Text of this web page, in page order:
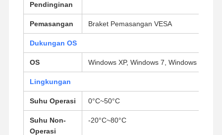
Pendinginan
Pemasangan Braket Pemasangan VESA
Dukungan OS
OS Windows XP, Windows 7, Windows 8,
Lingkungan
Suhu Operasi 0°C~50°C
Suhu Non-
Operasi
-20°C~80°C